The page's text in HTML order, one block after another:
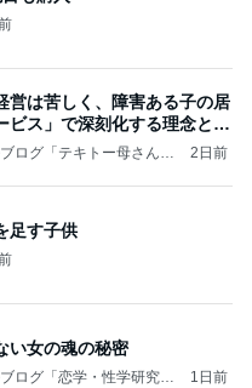
営は苦しく、障害ある子の居
ビス」で深刻化する理念と現
ログ「テキトー母さんの
2日前
足す子供
い女の魂の秘密
ログ「恋学・性学研究
1日前